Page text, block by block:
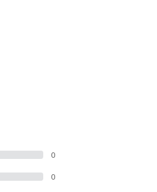
0
0